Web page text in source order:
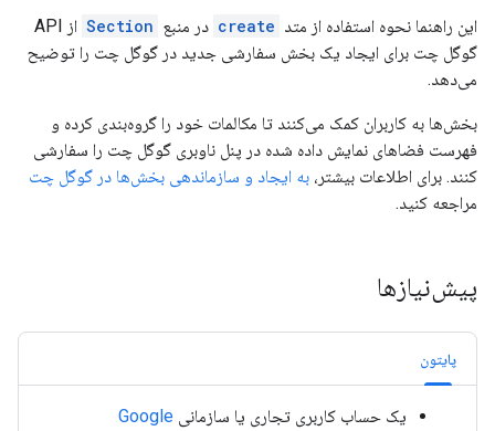
این راهنما نحوه استفاده از متد create در منبع Section
از API
گوگل چت برای ایجاد یک بخش سفارشی جدید در گوگل چت را توضیح
می‌دهد.
بخش‌ها به کاربران کمک می‌کنند تا مکالمات خود را گروه‌بندی کرده و
فهرست فضاهای نمایش داده شده در پنل ناوبری گوگل چت را سفارشی
کنند. برای اطلاعات بیشتر، به ایجاد و سازماندهی بخش‌ها در گوگل چت
مراجعه کنید.
پیش‌نیازها
پایتون
یک حساب کاربری تجاری یا سازمانی Google